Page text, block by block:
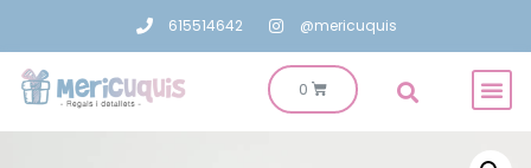
615514642 @mericuquis